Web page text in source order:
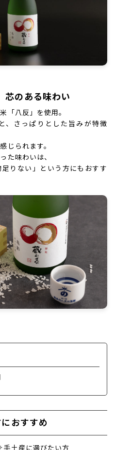
芯のある味わい
「八反」を使用。
、さっぱりとした旨みが特徴
じられます。
た味わいは、
足りない」という方にもおすす
おすすめ
手土産に選びたい方